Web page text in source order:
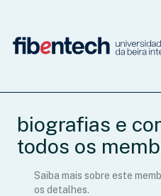
biografias e
todos os
Saiba mais sobre este
os detalhes.